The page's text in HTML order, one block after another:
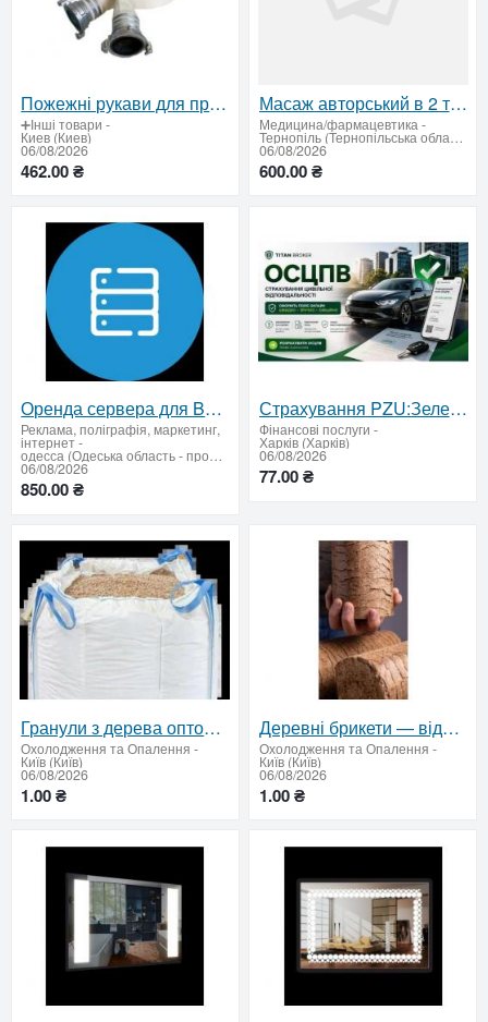
Пожежні рукави для професійного викоpистання – сертифікована якість за вигідною ціною
➕Інші товари -
Киев (Киев)
06/08/2026
462.00 ₴
Масаж авторський в 2 та 4 руки релаксуючий
Медицина/фармацевтика-
Тернопіль (Тернопільська область)
06/08/2026
600.00 ₴
Оренда сервера для BAS / 1C
Реклама, поліграфія, маркетинг,
інтернет-
одесса (Одеська область - продати купити)
06/08/2026
850.00 ₴
Страхування PZU:Зелена карта, автоцивілка, медичне
Фінансові послуги -
Харків (Харків)
06/08/2026
77.00 ₴
Гранули з дерева оптом — доставка по Україні
Охолодження та Опалення -
Київ (Київ)
06/08/2026
1.00 ₴
Деревні брикети — відвантаження від 22 тонн по Україні
Охолодження та Опалення -
Київ (Київ)
06/08/2026
1.00 ₴